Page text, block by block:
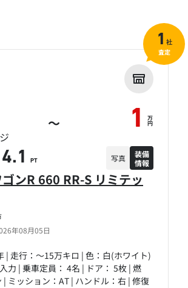
年08月05日
ンR 660 RR-S リミテッ
| 走行：～15万キロ | 色：白(ホワイト)
力 | 乗車定員： 4名 | ドア： 5枚 | 燃
| ミッション：AT | ハンドル：右 | 修復
～ 1 万
円
4.1 PT 写真
装備
情報
1 社
査定